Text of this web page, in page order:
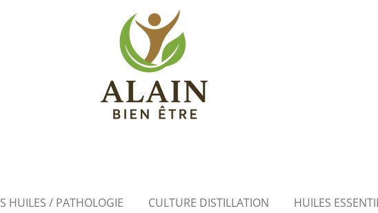
HUILES / PATHOLOGIE CULTURE DISTILLATION
HUILES